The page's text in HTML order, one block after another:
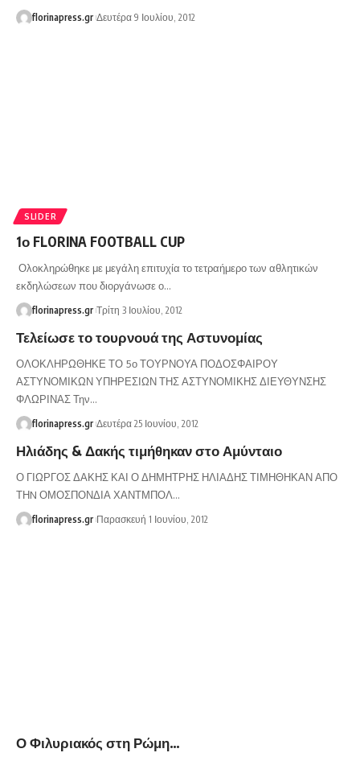
florinapress.gr Δευτέρα 9 Ιουλίου, 2012
SLIDER
1ο FLORINA FOOTBALL CUP
Ολοκληρώθηκε με μεγάλη επιτυχία το τετραήμερο των αθλητικών
εκδηλώσεων που διοργάνωσε ο…
florinapress.gr Τρίτη 3 Ιουλίου, 2012
Τελείωσε το τουρνουά της Αστυνομίας
ΟΛΟΚΛΗΡΩΘΗΚΕ ΤΟ 5ο ΤΟΥΡΝΟΥΑ ΠΟΔΟΣΦΑΙΡΟΥ
ΑΣΤΥΝΟΜΙΚΩΝ ΥΠΗΡΕΣΙΩΝ ΤΗΣ ΑΣΤΥΝΟΜΙΚΗΣ ΔΙΕΥΘΥΝΣΗΣ
ΦΛΩΡΙΝΑΣ Την…
florinapress.gr Δευτέρα 25 Ιουνίου, 2012
Ηλιάδης & Δακής τιμήθηκαν στο Αμύνταιο
Ο ΓΙΩΡΓΟΣ ΔΑΚΗΣ ΚΑΙ Ο ΔΗΜΗΤΡΗΣ ΗΛΙΑΔΗΣ ΤΙΜΗΘΗΚΑΝ ΑΠΟ
ΤΗN ΟΜΟΣΠΟΝΔΙΑ ΧΑΝΤΜΠΟΛ…
florinapress.gr Παρασκευή 1 Ιουνίου, 2012
Ο Φιλυριακός στη Ρώμη…